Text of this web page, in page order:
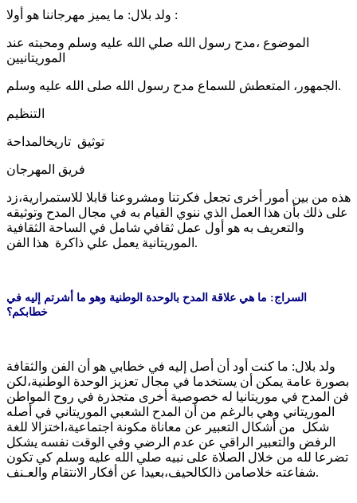
ولد بلال: ما يميز مهرجاننا هو أولا :
الموضوع ،مدح رسول الله صلي الله عليه وسلم ومحبته عند
الموريتانيين
الجمهور، المتعطش للسماع مدح رسول الله صلى الله عليه وسلم.
التنظيم
توثيق تاريخالمداحة
فريق المهرجان
هذه من بين أمور أخرى تجعل فكرتنا ومشروعنا قابلا للاستمرارية،زد
على ذلك بأن هذا العمل الذي ننوي القيام به في مجال المدح وتوثيقه
والتعريف به هو أول عمل ثقافي شامل في الساحة الثقافية
الموريتانية يعمل علي ذاكرة هذا الفن.
السراج: ما هي علاقة المدح بالوحدة الوطنية وهو ما أشرتم إليه في
خطابكم؟
ولد بلال: ما كنت أود أن أصل إليه في خطابي هو أن الفن والثقافة
بصورة عامة يمكن أن يستخدما في مجال تعزيز الوحدة الوطنية،لكن
فن المدح في موريتانيا له خصوصية أخرى متجذرة في روح المواطن
الموريتاني وهي بالرغم من أن المدح الشعبي الموريتاني في أصله
شكل من أشكال التعبير عن معاناة مكونة اجتماعية،اختزالا للغة
الرفض والتعبير الراقي عن عدم الرضي وفي الوقت نفسه يشكل
تضرعا لله من خلال الصلاة على نبيه صلي الله عليه وسلم كي تكون
شفاعته خلاصامن ذالكالحيف،بعيدا عن أفكار الانتقام والعـنف.